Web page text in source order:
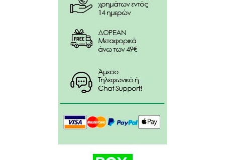
Δεν περιέχει νικέλιο και δεν προκαλεί αλλεργίες.